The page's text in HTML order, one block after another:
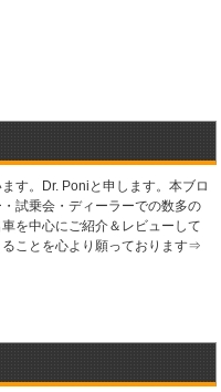
す。Dr. Poniと申します。本ブロ
試乗会・ディーラーでの数多の
を中心にご紹介＆レビューして
ことを心より願っております⇒